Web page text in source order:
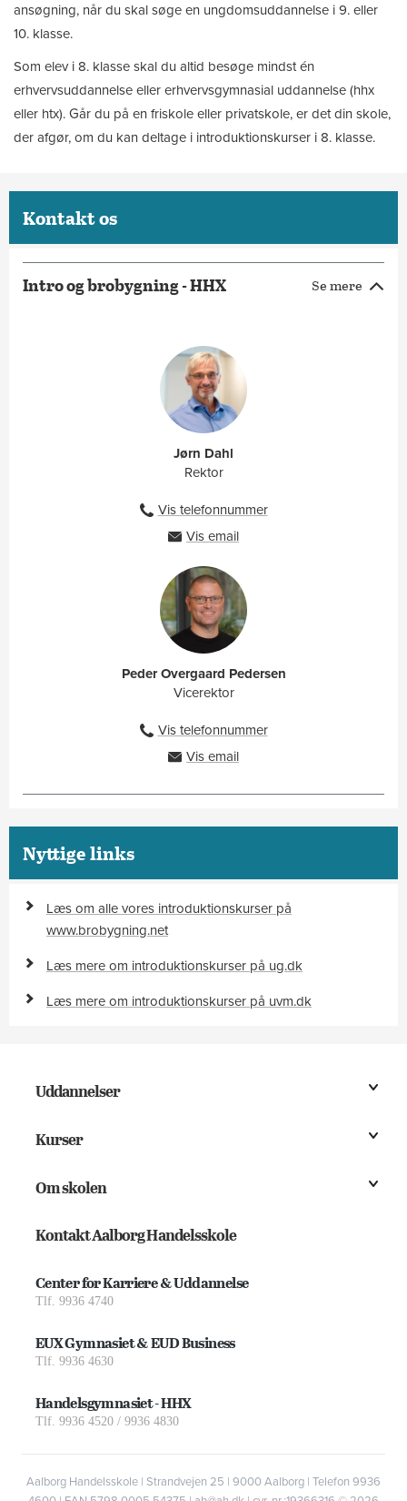
ansøgning, når du skal søge en ungdomsuddannelse i 9. eller
10. klasse.
Som elev i 8. klasse skal du altid besøge mindst én
erhvervsuddannelse eller erhvervsgymnasial uddannelse (hhx
eller htx). Går du på en friskole eller privatskole, er det din skole,
der afgør, om du kan deltage i introduktionskurser i 8. klasse.
Kontakt os
Intro og brobygning - HHX Se mere
Jørn Dahl
Rektor
Vis telefonnummer
27105929
Vis emaildahl@ah.dk
Peder Overgaard Pedersen
Vicerektor
Vis telefonnummer
27105924
Vis emailpep@ah.dk
Nyttige links
Læs om alle vores introduktionskurser på
www.brobygning.net
Læs mere om introduktionskurser på ug.dk
Læs mere om introduktionskurser på uvm.dk
Uddannelser
Kurser
Om skolen
Kontakt Aalborg Handelsskole
Center for Karriere & Uddannelse
Tlf. 9936 4740
EUX Gymnasiet & EUD Business
Tlf. 9936 4630
Handelsgymnasiet - HHX
Tlf. 9936 4520 / 9936 4830
Aalborg Handelsskole | Strandvejen 25 | 9000 Aalborg | Telefon 9936